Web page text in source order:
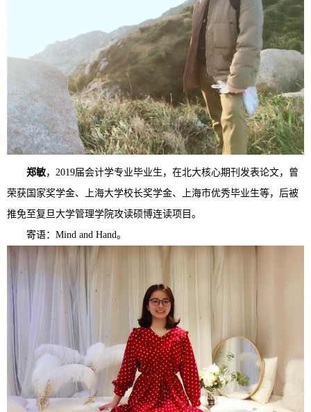
郑敏，2019届会计学专业毕业生，在北大核心期刊发表论文，曾
荣获国家奖学金、上海大学校长奖学金、上海市优秀毕业生等，后被
推免至复旦大学管理学院攻读硕博连读项目。
寄语：Mind and Hand。